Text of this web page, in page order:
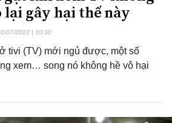
lại gây hại thế này
07/2022 | 10:30
tivi (TV) mới ngủ được, một số
xem… song nó không hề vô hại